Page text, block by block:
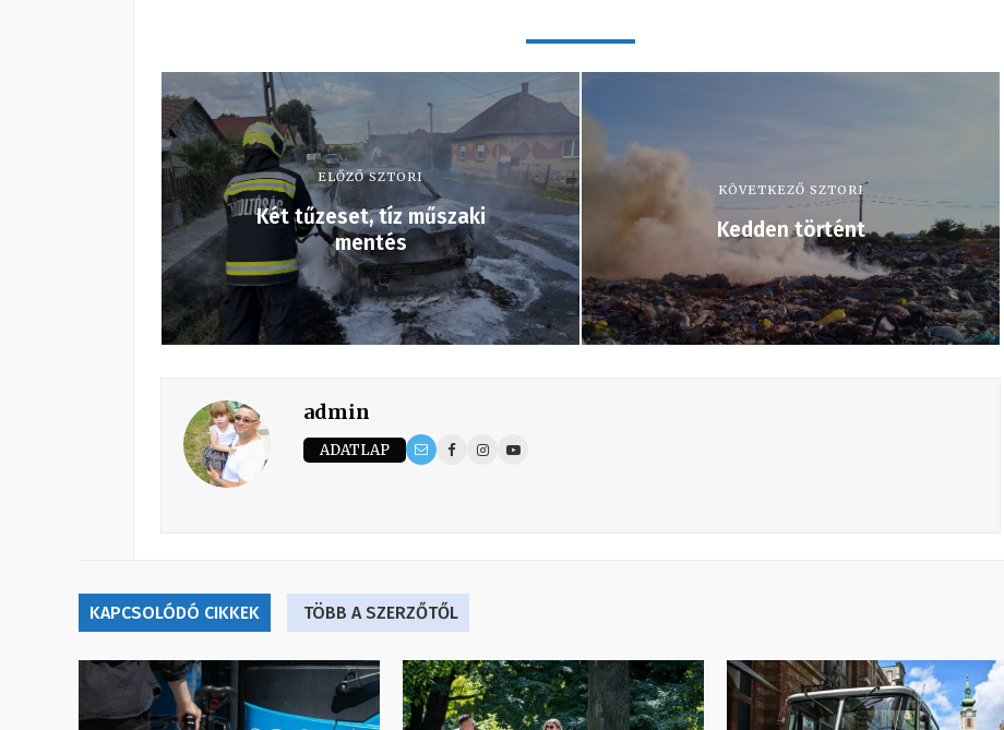
ELŐZŐ SZTORI
Két tűzeset, tíz műszaki
mentés
KÖVETKEZŐ SZTORI
Kedden történt
admin
ADATLAP
KAPCSOLÓDÓ CIKKEK TÖBB A SZERZŐTŐL